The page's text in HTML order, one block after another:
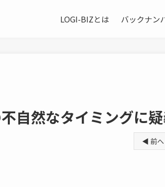
LOGI-BIZとは バックナン
自然なタイミングに
◀ 前へ